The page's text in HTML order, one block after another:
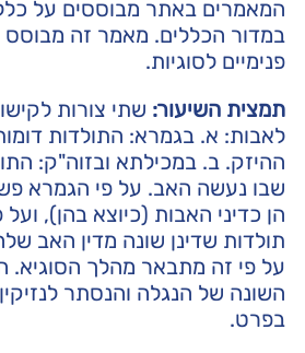
המאמרים באתר מבוססים על
במדור הכללים. מאמר זה
פנימיים לסוגיות.
תמצית השיעור: שתי צורות
לאבות: א. בגמרא: התולדות
ההיזק. ב. במכילתא ובזוה"ק:
שבו נעשה האב. על פי הגמרא
הן כדיני האבות (כיוצא בהן),
תולדות שדינן שונה מדין האב
על פי זה מתבאר מהלך הסוגיא.
השונה של הנגלה והנסתר
בפרט.